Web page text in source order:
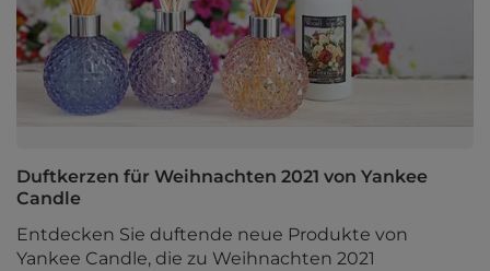
Duftkerzen für Weihnachten 2021 von Yankee
Candle
Entdecken Sie duftende neue Produkte von
Yankee Candle, die zu Weihnachten 2021